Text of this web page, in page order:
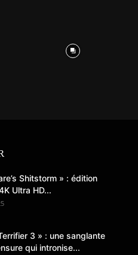
Shitstorm » : édition
Ultra HD...
3 » : une sanglante
qui intronise...